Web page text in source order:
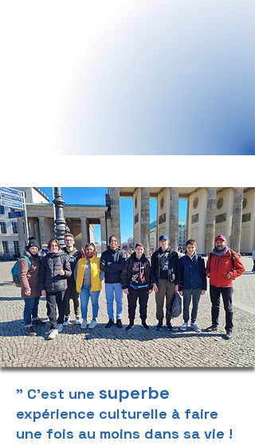
" C'est une superbe
expérience culturelle à faire
une fois au moins dans sa vie !